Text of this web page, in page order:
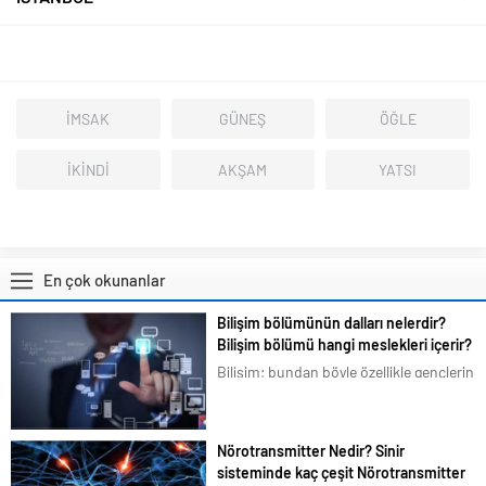
İMSAK GÜNEŞ ÖĞLE
İKİNDİ AKŞAM YATSI
En çok okunanlar
Bilişim bölümünün dalları nelerdir?
Bilişim bölümü hangi meslekleri içerir?
Bilişim; bundan böyle özellikle gençlerin
en basit bir şeyi bile akıllı telefonlarımız
üzerindeki uygulamalardan...
Nörotransmitter Nedir? Sinir
sisteminde kaç çeşit Nörotransmitter